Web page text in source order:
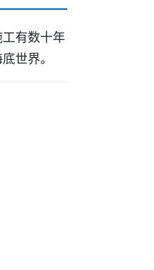
有数十年
世界。